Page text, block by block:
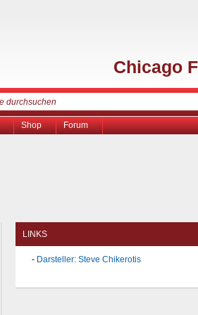
Chicago
Shop Forum
LINKS
Darsteller: Steve Chikerotis